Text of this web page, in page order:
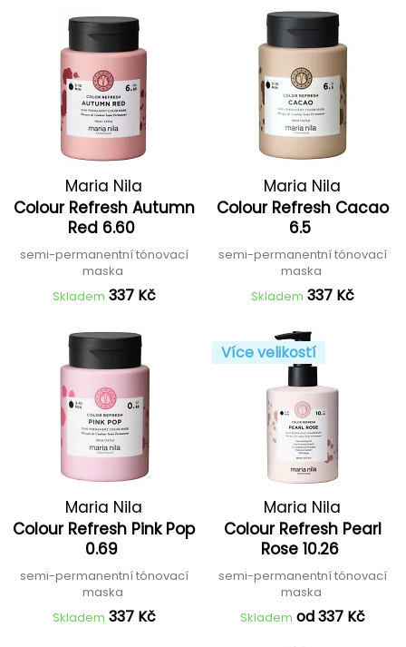
Maria Nila
Colour Refresh Autumn
Red 6.60
semi-permanentní tónovací
maska
Skladem 337 Kč
Maria Nila
Colour Refresh Cacao
6.5
semi-permanentní tónovací
maska
Skladem 337 Kč
Maria Nila
Colour Refresh Pink Pop
0.69
semi-permanentní tónovací
maska
Skladem 337 Kč
Více velikostí
Maria Nila
Colour Refresh Pearl
Rose 10.26
semi-permanentní tónovací
maska
Skladem od 337 Kč